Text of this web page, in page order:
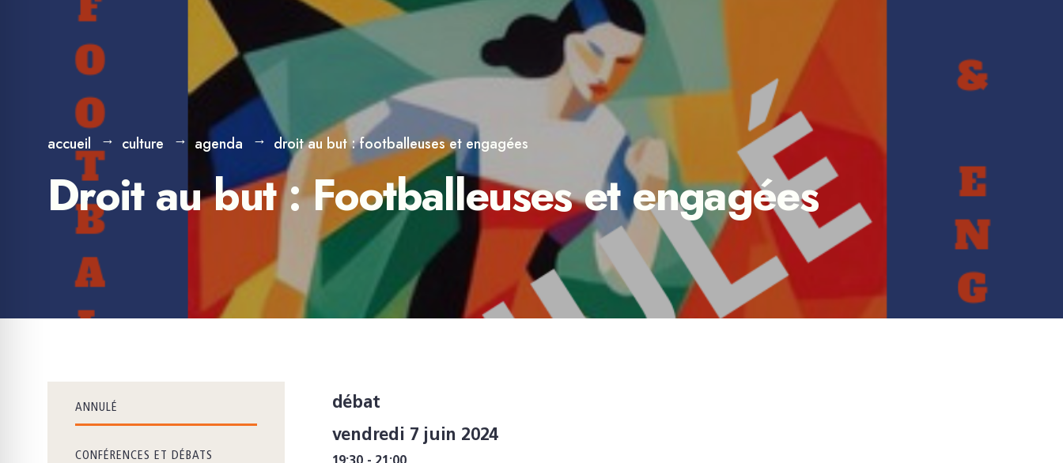
accueil culture agenda droit au but : footballeuses et engagées
Droit au but : Footballeuses et engagées
débat
vendredi 7 juin 2024
ANNULÉ
CONFÉRENCES ET DÉBATS